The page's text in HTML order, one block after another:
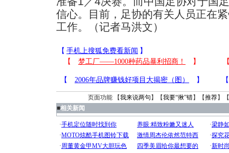
信心。目前，足协的有关人员正在
工作。（记者马洪文）
【 手机上搜狐免费看新闻 】
页面功能 【我来说两句 】【我要“揪”错】【推荐】
■相关新闻